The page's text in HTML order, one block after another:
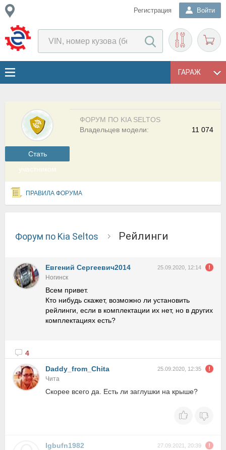
Регистрация Войти
ГАРАЖ
Cтать
участником
ФОРУМ ПО KIA SELTOS
11 074
Владельцев модели:
ПРАВИЛА ФОРУМА
Форум по Kia Seltos Рейлинги
Евгений Сергеевич2014 25.09.2020, 12:14
Ногинск
Всем привет.
Кто нибудь скажет, возможно ли установить
рейлинги, если в комплектации их нет, но в других
комплектациях есть?
4
Daddy_from_Chita
25.09.2020, 12:35
Чита
Скорее всего да. Есть ли заглушки на крыше?
Igbufn1982 27.09.2021, 20:39